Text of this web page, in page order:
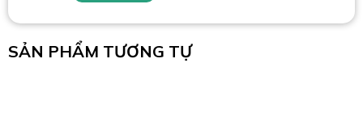
SẢN PHẨM TƯƠNG TỰ